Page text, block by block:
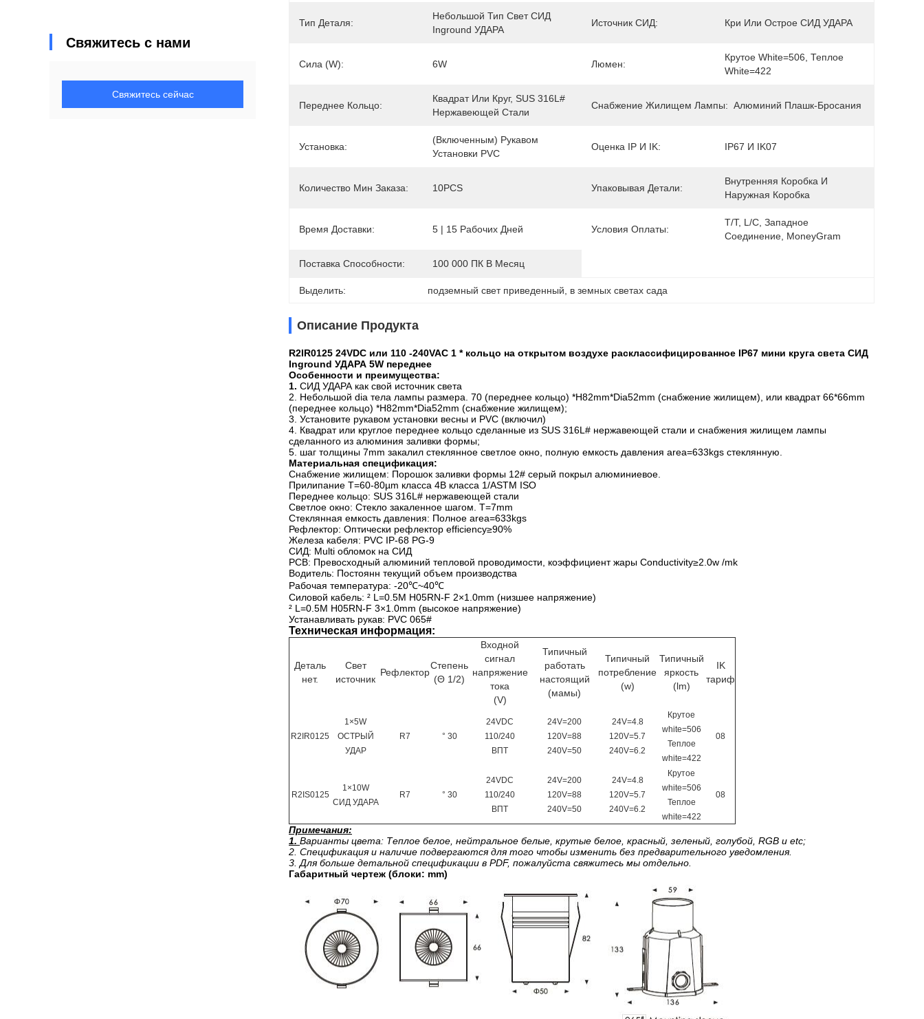
Свяжитесь с нами
Свяжитесь сейчас
Тип Деталя:
Небольшой Тип Свет СИД
Inground УДАРА
Источник СИД: Кри Или Острое СИД УДАРА
Сила (w): 6W Люмен:
Крутое White=506, Теплое
White=422
Переднее Кольцо:
Квадрат Или Круг, SUS 316L#
Нержавеющей Стали
Снабжение Жилищем Лампы: Алюминий Плашк-Бросания
Установка:
(включенным) Рукавом
Установки PVC
Оценка IP И IK: IP67 И IK07
Количество Мин Заказа: 10PCS Упаковывая Детали:
Внутренняя Коробка И
Наружная Коробка
Время Доставки: 5 | 15 Рабочих Дней Условия Оплаты:
T/T, L/C, Западное
Соединение, MoneyGram
Поставка Способности: 100 000 ПК В Месяц
Выделить: подземный свет приведенный в земных светах сада
Описание Продукта
R2IR0125 24VDC или 110 -240VAC 1 * кольцо на открытом воздухе расклассифицированное IP67 мини круга света СИД
Inground УДАРА 5W переднее
Особенности и преимущества:
1. СИД УДАРА как свой источник света
2. Небольшой dia тела лампы размера. 70 (переднее кольцо) *H82mm*Dia52mm (снабжение жилищем), или квадрат 66*66mm
(переднее кольцо) *H82mm*Dia52mm (снабжение жилищем);
3. Установите рукавом установки весны и PVC (включил)
4. Квадрат или круглое переднее кольцо сделанные из SUS 316L# нержавеющей стали и снабжения жилищем лампы
сделанного из алюминия заливки формы;
5. шаг толщины 7mm закалил стеклянное светлое окно, полную емкость давления area=633kgs стеклянную.
Материальная спецификация:
Снабжение жилищем: Порошок заливки формы 12# серый покрыл алюминиевое.
Прилипание T=60-80µm класса 4B класса 1/ASTM ISO
Переднее кольцо: SUS 316L# нержавеющей стали
Светлое окно: Стекло закаленное шагом. T=7mm
Стеклянная емкость давления: Полное area=633kgs
Рефлектор: Оптически рефлектор efficiency≥90%
Железа кабеля: PVC IP-68 PG-9
СИД: Multi обломок на СИД
PCB: Превосходный алюминий тепловой проводимости, коэффициент жары Conductivity≥2.0w /mk
Водитель: Постоянн текущий объем производства
Рабочая температура: -20℃~40℃
Силовой кабель: ² L=0.5M H05RN-F 2×1.0mm (низшее напряжение)
² L=0.5M H05RN-F 3×1.0mm (высокое напряжение)
Устанавливать рукав: PVC 065#
Техническая информация:
Деталь
нет.
Свет
источник
Рефлектор
Степень
(Θ 1/2)
Входной
сигнал
напряжение
тока
(V)
Типичный
работать
настоящий
(мамы)
Типичный
потребление
(w)
Типичный
яркость
(lm)
IK
тариф
R2IR0125
1×5W
ОСТРЫЙ
УДАР
R7 ° 30
24VDC
110/240
ВПТ
24V=200
120V=88
240V=50
24V=4.8
120V=5.7
240V=6.2
Крутое
white=506
Теплое
white=422
08
R2IS0125
1×10W
СИД УДАРА
R7 ° 30
24VDC
110/240
ВПТ
24V=200
120V=88
240V=50
24V=4.8
120V=5.7
240V=6.2
Крутое
white=506
Теплое
white=422
08
Примечания:
1. Варианты цвета: Теплое белое, нейтральное белые, крутые белое, красный, зеленый, голубой, RGB и etc;
2. Спецификация и наличие подвергаются для того чтобы изменить без предварительного уведомления.
3. Для больше детальной спецификации в PDF, пожалуйста свяжитесь мы отдельно.
Габаритный чертеж (блоки: mm)